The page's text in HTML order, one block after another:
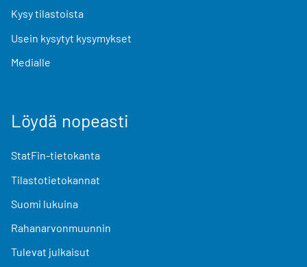
Kysy tilastoista
Usein kysytyt kysymykset
Medialle
Löydä nopeasti
StatFin-tietokanta
Tilastotietokannat
Suomi lukuina
Rahanarvonmuunnin
Tulevat julkaisut